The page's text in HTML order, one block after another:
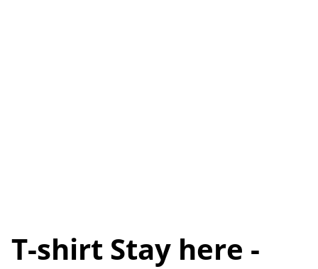
T-shirt Stay here -